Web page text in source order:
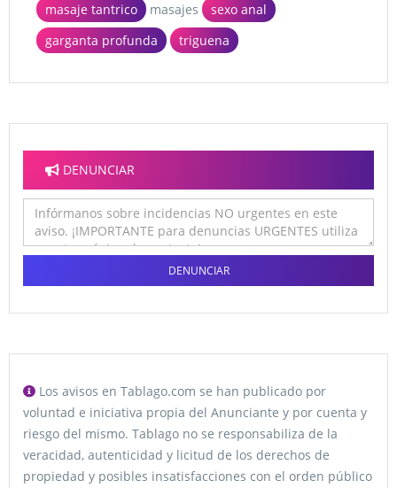
masaje tantrico
masajes
sexo anal
garganta profunda
triguena
DENUNCIAR
DENUNCIAR
Los avisos en Tablago.com se han publicado por
voluntad e iniciativa propia del Anunciante y por cuenta y
riesgo del mismo. Tablago no se responsabiliza de la
veracidad, autenticidad y licitud de los derechos de
propiedad y posibles insatisfacciones con el orden público